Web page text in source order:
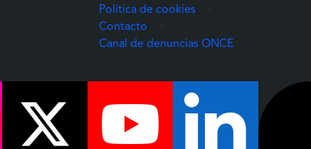
Política de cookies
Contacto
Canal de denuncias ONCE(Abre una